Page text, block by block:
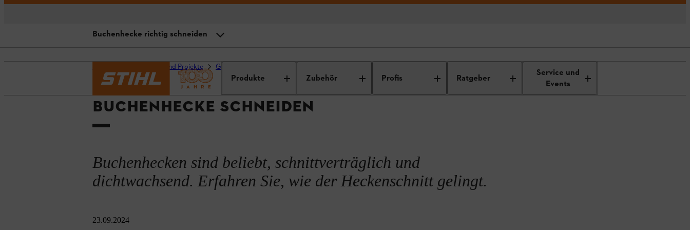
Produkte Zubehör Profis Ratgeber
Service und
Events
Ratgeber und Projekte Gartenpflege
BUCHENHECKE SCHNEIDEN
Buchenhecken sind beliebt, schnittverträglich und
dichtwachsend. Erfahren Sie, wie der Heckenschnitt gelingt.
23.09.2024
Buchenhecke richtig schneiden
Wann eine Buchenhecke schneiden?
Buchenhecke richtig schneiden
Buchenhecke pflegen